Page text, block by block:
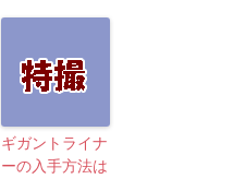
ギガントライナ
ーの入手方法は